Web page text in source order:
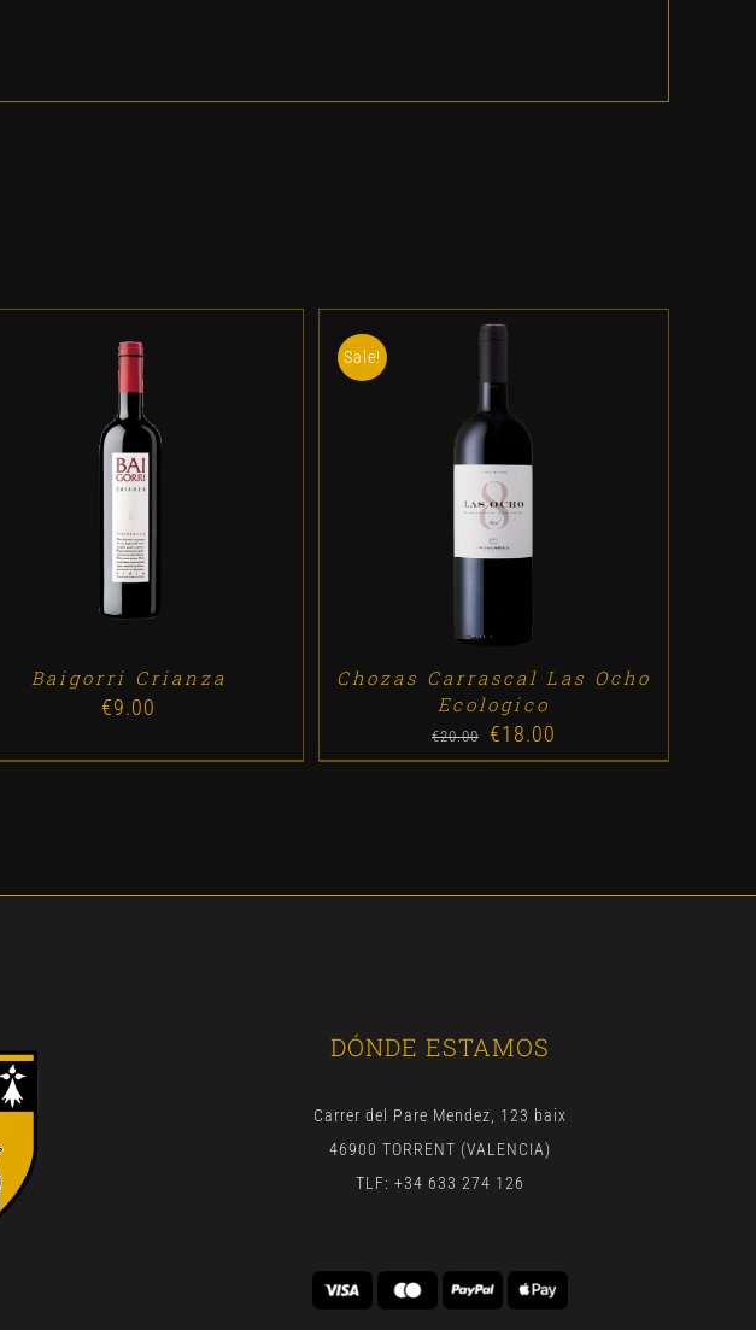
ADD TO CART /
Baigorri Crianza
€9.00
Sale!
ADD TO CART /
Chozas Carrascal Las Ocho
Ecologico
€20.00 Original
price
€18.00
price
DÓNDE ESTAMOS
Carrer del Pare Mendez, 123 baix
46900 TORRENT (VALENCIA)
TLF: +34 633 274 126